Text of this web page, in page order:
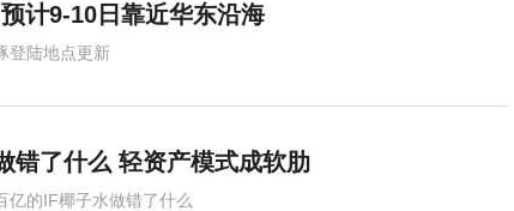
计9-10日靠近华东沿海
登陆地点更新
错了什么 轻资产模式成软肋
亿的IF椰子水做错了什么